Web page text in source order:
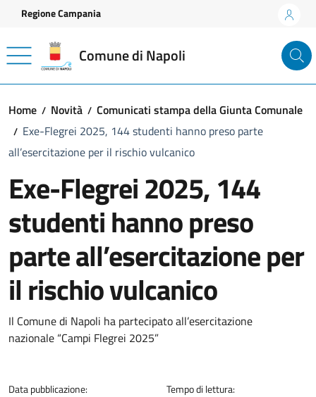
Vai ai contenuti
Vai al footer
Regione Campania
Comune di Napoli
Home Novità
Comunicati stampa della Giunta Comunale
Exe-Flegrei 2025, 144 studenti hanno preso parte
all’esercitazione per il rischio vulcanico
Exe-Flegrei 2025, 144
studenti hanno preso
parte all’esercitazione per
il rischio vulcanico
Dettagli della notizia
Il Comune di Napoli ha partecipato all’esercitazione
nazionale “Campi Flegrei 2025”
Data pubblicazione:
Tempo di lettura: